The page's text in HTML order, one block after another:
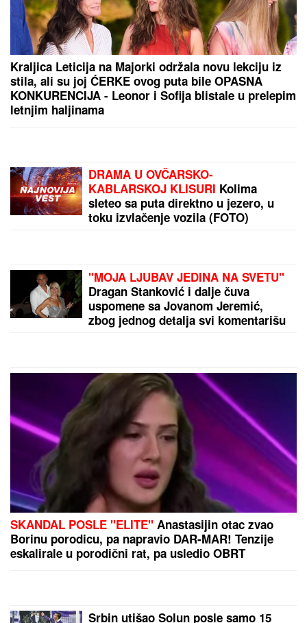
žiriju Zvezda Granda, sa pevačicom
nije u dobrim odnosima
SNIMA SE DOK NAMEŠTA KUPAĆI, MUŠKARCIMA
NIJE DOBRO!Prezgodna Srpkinja (41) podigla donji
deo bikinija, od oblina se muti um: "Uspostavila